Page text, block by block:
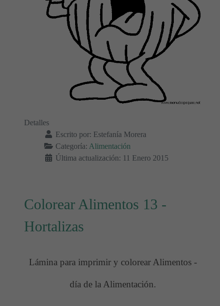
Detalles
Escrito por: Estefanía Morera
Categoría: Alimentación
Última actualización: 11 Enero 2015
Colorear Alimentos 13 -
Hortalizas
Lámina para imprimir y colorear Alimentos -
día de la Alimentación.